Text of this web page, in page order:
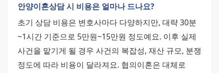
안양이혼상담 시 비용은 얼마나 드나요?
초기 상담 비용은 변호사마다 다양하지만, 대략 30분
~1시간 기준으로 5만원~15만원 정도예요. 이후 실제
사건을 맡기게 될 경우 사건의 복잡성, 재산 규모, 분쟁
정도에 따라 비용이 달라져요. 협의이혼은 대체로